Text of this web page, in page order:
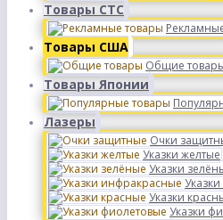
Товары СТС
Товары США
Общие
Товары Японии
Лазеры
Очки
Указки желтые
Указки
Указки
Указки